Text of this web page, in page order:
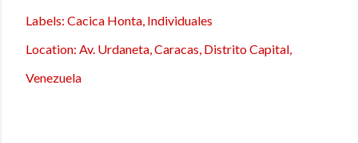
Labels: Cacica Honta Individuales
Location: Av. Urdaneta, Caracas, Distrito Capital,
Venezuela